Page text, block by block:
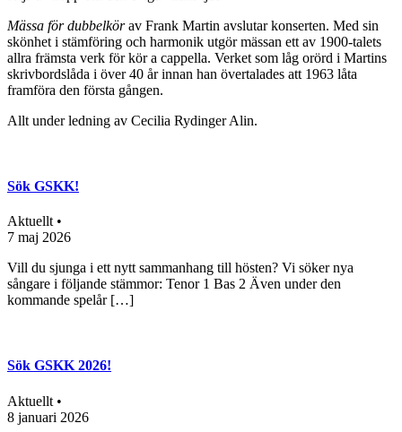
Mässa för dubbelkörav Frank Martin avslutar konserten. Med sin
skönhet i stämföring och harmonik utgör mässan ett av 1900-talets
allra främsta verk för kör a cappella. Verket som låg orörd i Martins
skrivbordslåda i över 40 år innan han övertalades att 1963 låta
framföra den första gången.
Allt under ledning av Cecilia Rydinger Alin.
Sök GSKK!
Aktuellt •
7 maj 2026
Vill du sjunga i ett nytt sammanhang till hösten? Vi söker nya
sångare i följande stämmor: Tenor 1 Bas 2 Även under den
kommande spelår […]
Sök GSKK 2026!
Aktuellt •
8 januari 2026